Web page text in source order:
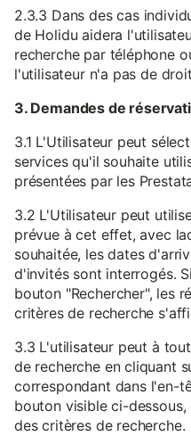
2.3.3 Dans des cas
de Holidu aidera
recherche par téléphone
l'utilisateur n'a pas de
3. Demandes de
3.1 L'Utilisateur peut
services qu'il souhaite
présentées par les
3.2 L'Utilisateur peut
prévue à cet effet, avec
souhaitée, les dates
d'invités sont interrogés.
bouton "Rechercher", les
critères de recherche
3.3 L'utilisateur peut à
de recherche en cliquant
correspondant dans l'en-
bouton visible ci-
des critères de recherche.